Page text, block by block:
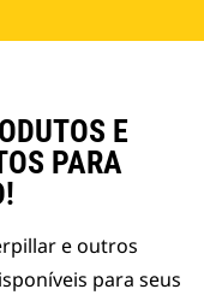
E
PARA
e outros
para seus